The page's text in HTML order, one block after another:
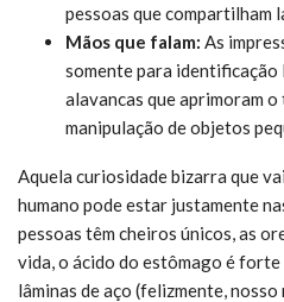
pessoas que compartilham
Mãos que falam: As
somente para identificação
alavancas que aprimoram
manipulação de objetos
Aquela curiosidade bizarra que
humano pode estar justamente
pessoas têm cheiros únicos, as
vida, o ácido do estômago é
lâminas de aço (felizmente,